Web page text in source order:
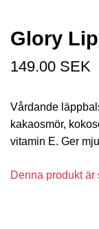
Glory
149.00 SEK
Vårdande
kakaosmör,
vitamin E. Ger
Denna produkt